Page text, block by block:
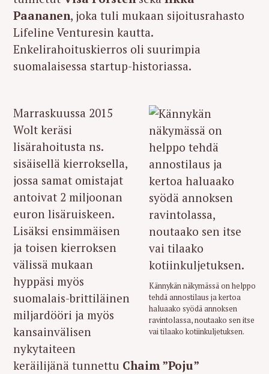
Paananen, joka tuli mukaan sijoitusrahasto
Lifeline Venturesin kautta.
Enkelirahoituskierros oli suurimpia
suomalaisessa startup-historiassa.
Kännykän näkymässä on helppo
tehdä annostilaus ja kertoa
haluaako syödä annoksen
ravintolassa, noutaako sen itse
vai tilaako kotiinkuljetuksen.
Marraskuussa 2015
Wolt keräsi
lisärahoitusta ns.
sisäisellä kierroksella,
jossa samat omistajat
antoivat 2 miljoonan
euron lisäruiskeen.
Lisäksi ensimmäisen
ja toisen kierroksen
välissä mukaan
hyppäsi myös
suomalais-brittiläinen
miljardööri ja myös
kansainvälisen
nykytaiteen
keräilijänä tunnettu Chaim ”Poju”